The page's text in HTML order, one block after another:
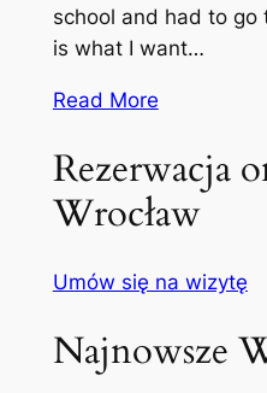
school and had to go
is what I want…
Read More
Rezerwacja
Wrocław
Umów się na wizytę
Najnowsze